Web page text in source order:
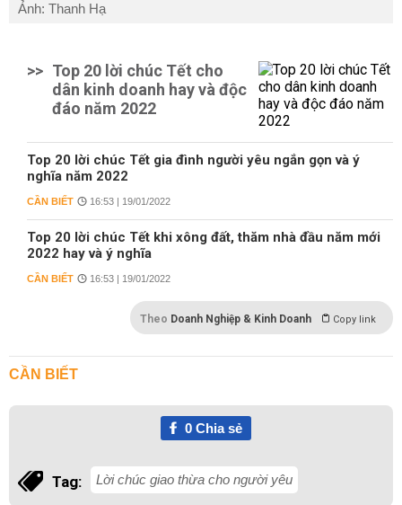
Ảnh: Thanh Hạ
>> Top 20 lời chúc Tết cho
dân kinh doanh hay và độc
đáo năm 2022
Top 20 lời chúc Tết gia đình người yêu ngắn gọn và ý
nghĩa năm 2022
CẦN BIẾT 16:53 | 19/01/2022
Top 20 lời chúc Tết khi xông đất, thăm nhà đầu năm mới
2022 hay và ý nghĩa
CẦN BIẾT 16:53 | 19/01/2022
Theo Doanh Nghiệp & Kinh Doanh Copy link
CẦN BIẾT
0Chia sẻ
Tag: Lời chúc giao thừa cho người yêu